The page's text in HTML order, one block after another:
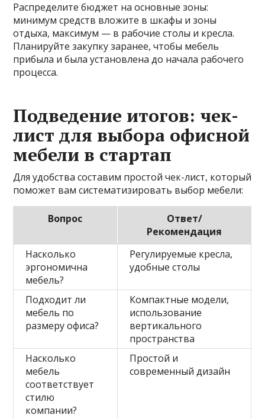
Распределите бюджет на основные зоны:
минимум средств вложите в шкафы и зоны
отдыха, максимум — в рабочие столы и кресла.
Планируйте закупку заранее, чтобы мебель
прибыла и была установлена до начала рабочего
процесса.
Подведение итогов: чек-
лист для выбора офисной
мебели в стартап
Для удобства составим простой чек-лист, который
поможет вам систематизировать выбор мебели:
Вопрос
Ответ/
Рекомендация
Насколько
эргономична
мебель?
Регулируемые кресла,
удобные столы
Подходит ли
мебель по
размеру офиса?
Компактные модели,
использование
вертикального
пространства
Насколько
мебель
соответствует
стилю
компании?
Простой и
современный дизайн